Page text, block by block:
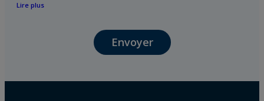
l’attention de votre demande, litige ou requise, maintien de la relation établie, la
Les données de nos fichiers sont absolument confidentielles et seront traitées avec la
plus grande confidentialité et répondent à toutes les exigences prévues par la loi
15/1999 du 13 décembre sur la protection des données personnelles.
la santé, ces donnée n'étant pas cryptées.
Lire plus
Envoyer